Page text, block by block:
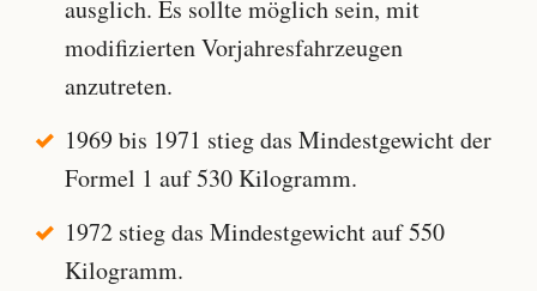
ausglich. Es sollte möglich sein, mit
modifizierten Vorjahresfahrzeugen
anzutreten.
1969 bis 1971 stieg das Mindestgewicht der
Formel 1 auf 530 Kilogramm.
1972 stieg das Mindestgewicht auf 550
Kilogramm.